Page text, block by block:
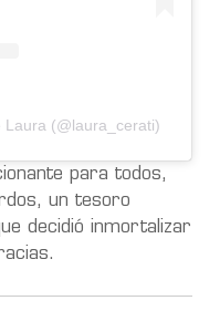
(@laura_cerati)
para todos,
un tesoro
decidió inmortalizar